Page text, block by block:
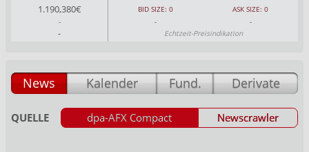
1.190,380€
BID SIZE: 0
ASK SIZE: 0
-
- -
- Echtzeit-Preisindikation
News Kalender Fund. Derivate
QUELLE dpa-AFX Compact Newscrawler